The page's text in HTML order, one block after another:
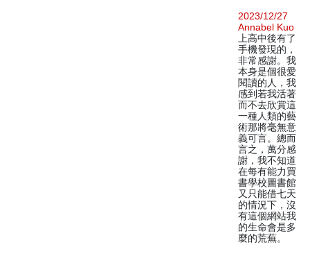
2023/12/27
Annabel Kuo
上高中後有了
手機發現的，
非常感謝。我
本身是個很愛
閱讀的人，我
感到若我活著
而不去欣賞這
一種人類的藝
術那將毫無意
義可言。總而
言之，萬分感
謝，我不知道
在每有能力買
書學校圖書館
又只能借七天
的情況下，沒
有這個網站我
的生命會是多
麼的荒蕪。